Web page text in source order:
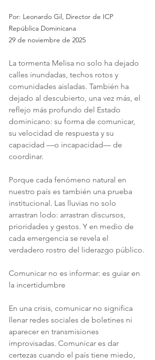
Por: Leonardo Gil, Director de ICP
República Dominicana
29 de noviembre de 2025
La tormenta Melisa no solo ha dejado
calles inundadas, techos rotos y
comunidades aisladas. También ha
dejado al descubierto, una vez más, el
reflejo más profundo del Estado
dominicano: su forma de comunicar,
su velocidad de respuesta y su
capacidad —o incapacidad— de
coordinar.
Porque cada fenómeno natural en
nuestro país es también una prueba
institucional. Las lluvias no solo
arrastran lodo: arrastran discursos,
prioridades y gestos. Y en medio de
cada emergencia se revela el
verdadero rostro del liderazgo público.
Comunicar no es informar: es guiar en
la incertidumbre
En una crisis, comunicar no significa
llenar redes sociales de boletines ni
aparecer en transmisiones
improvisadas. Comunicar es dar
certezas cuando el país tiene miedo,